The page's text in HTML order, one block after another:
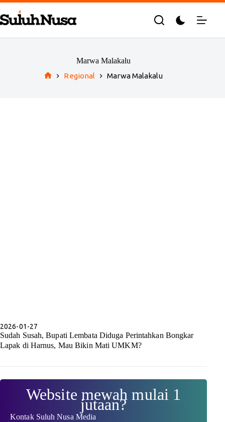
Skip
to
content
Marwa Malakalu
Regional Marwa Malakalu
2026-01-27
Sudah Susah, Bupati Lembata Diduga Perintahkan Bongkar
Lapak di Harnus, Mau Bikin Mati UMKM?
Website mewah mulai 1
jutaan?
Kontak Suluh Nusa Media